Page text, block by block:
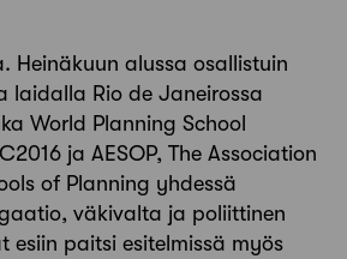
Heinäkuun alussa osallistuin
laidalla Rio de Janeirossa
World Planning School
ja AESOP, The Association
of Planning yhdessä
väkivalta ja poliittinen
esiin paitsi esitelmissä myös